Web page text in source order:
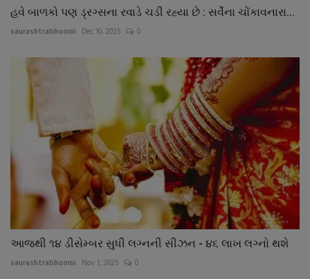
હવે બાળકો પણ ડ્રગ્સના રવાડે ચડી રહ્યા છે : સર્વેના ચોંકાવનારા...
saurashtrabhoomi Dec 10, 2025 0
આજથી ૧૪ ડીસેમ્બર સુધી લગ્નની સીઝન - ૪૬ લાખ લગ્નો થશે
saurashtrabhoomi Nov 1, 2025 0